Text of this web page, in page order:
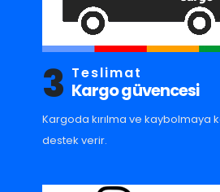
3 Teslimat
Kargo güvencesi
Kargoda kırılma ve kaybolmaya
destek verir.